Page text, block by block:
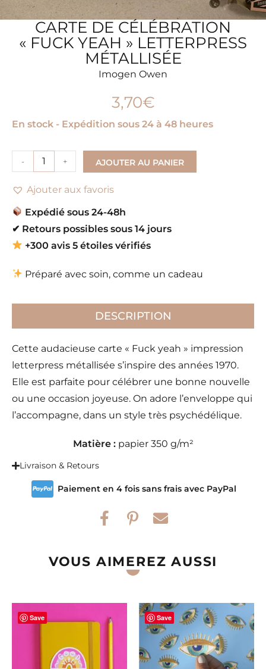
CARTE DE CÉLÉBRATION
« FUCK YEAH » LETTERPRESS
MÉTALLISÉE
Imogen Owen
3,70€
En stock - Expédition sous 24 à 48 heures
- + AJOUTER AU PANIER
Ajouter aux favoris
Expédié sous 24-48h
✔ Retours possibles sous 14 jours
+300 avis 5 étoiles vérifiés
Préparé avec soin, comme un cadeau
DESCRIPTION
Cette audacieuse carte « Fuck yeah » impression
letterpress métallisée s’inspire des années 1970.
Elle est parfaite pour célébrer une bonne nouvelle
ou une occasion joyeuse. On adore l’enveloppe qui
l’accompagne, dans un style très psychédélique.
Matière :papier 350 g/m²
Livraison & Retours
Paiement en 4 fois sans frais avec PayPal
VOUS AIMEREZ AUSSI
Save Save